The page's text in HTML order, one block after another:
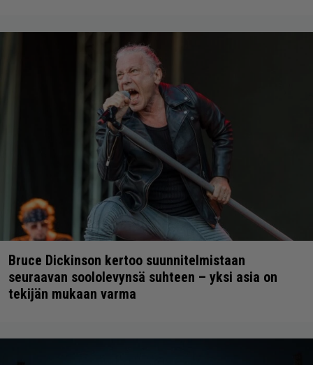
Bruce Dickinson kertoo suunnitelmistaan
seuraavan soololevynsä suhteen – yksi asia on
tekijän mukaan varma